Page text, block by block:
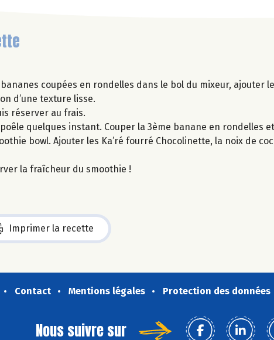
coupées en rondelles dans le bol du mixeur, ajouter
d’une texture lisse.
réserver au frais.
quelques instant. Couper la 3ème banane en rondelles
bowl. Ajouter les Ka’ré fourré Chocolinette, la noix de
la fraîcheur du smoothie !
Imprimer la recette
Contact Mentions légales Protection des données
Nous suivre sur